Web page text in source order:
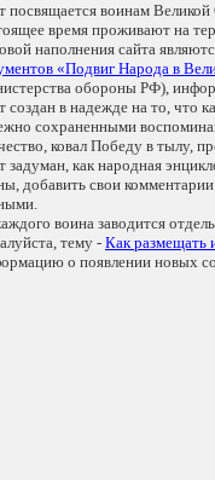
посвящается воинам
время проживают на
наполнения сайта
«Подвиг Народа в
обороны РФ),
создан в надежде на то, что
сохраненными
ковал Победу в тылу,
задуман, как народная
добавить свои
воина заводится
тему - Как
о появлении новых